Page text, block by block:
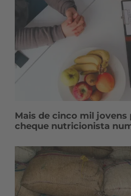
Mais de cinco mil jovens
cheque nutricionista